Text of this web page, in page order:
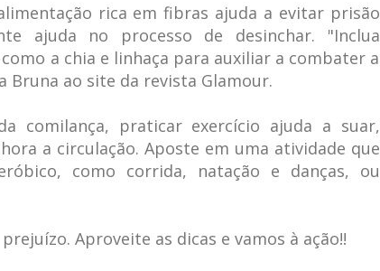
rica em fibras ajuda a evitar prisão
ajuda no processo de desinchar. "Inclua
a chia e linhaça para auxiliar a combater a
ao site da revista Glamour.
comilança, praticar exercício ajuda a suar,
a circulação. Aposte em uma atividade que
como corrida, natação e danças, ou
Aproveite as dicas e vamos à ação!!